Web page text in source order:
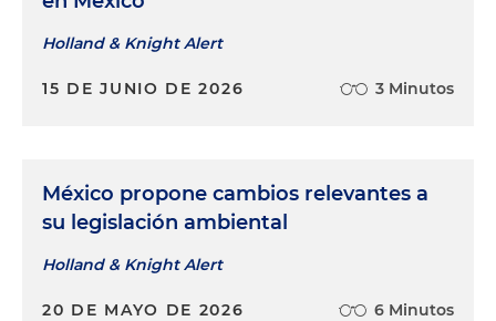
Holland & Knight Alert
15 DE JUNIO DE 2026 3 Minutos
México propone cambios relevantes a
su legislación ambiental
Holland & Knight Alert
20 DE MAYO DE 2026 6 Minutos